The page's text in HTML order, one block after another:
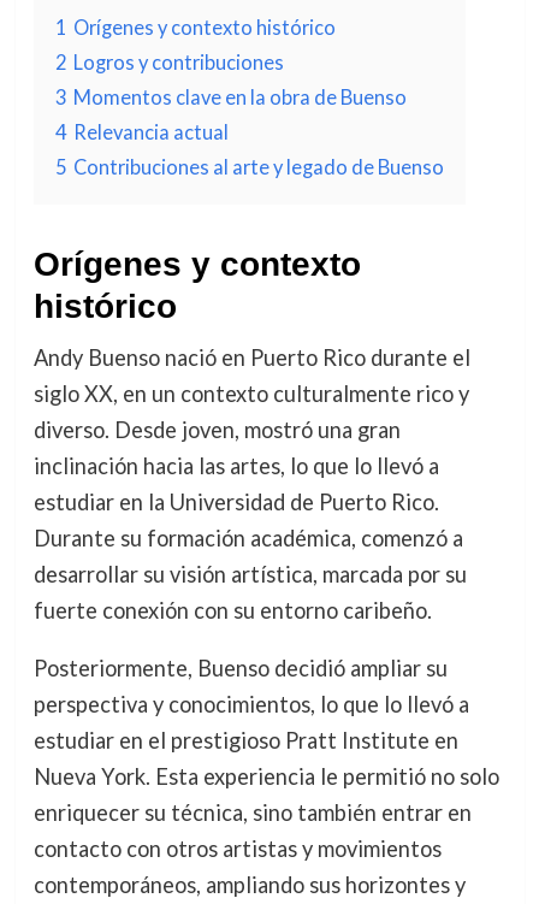
1 Orígenes y contexto histórico
2 Logros y contribuciones
3 Momentos clave en la obra de Buenso
4 Relevancia actual
5 Contribuciones al arte y legado de Buenso
Orígenes y contexto
histórico
Andy Buenso nació en Puerto Rico durante el
siglo XX, en un contexto culturalmente rico y
diverso. Desde joven, mostró una gran
inclinación hacia las artes, lo que lo llevó a
estudiar en la Universidad de Puerto Rico.
Durante su formación académica, comenzó a
desarrollar su visión artística, marcada por su
fuerte conexión con su entorno caribeño.
Posteriormente, Buenso decidió ampliar su
perspectiva y conocimientos, lo que lo llevó a
estudiar en el prestigioso Pratt Institute en
Nueva York. Esta experiencia le permitió no solo
enriquecer su técnica, sino también entrar en
contacto con otros artistas y movimientos
contemporáneos, ampliando sus horizontes y